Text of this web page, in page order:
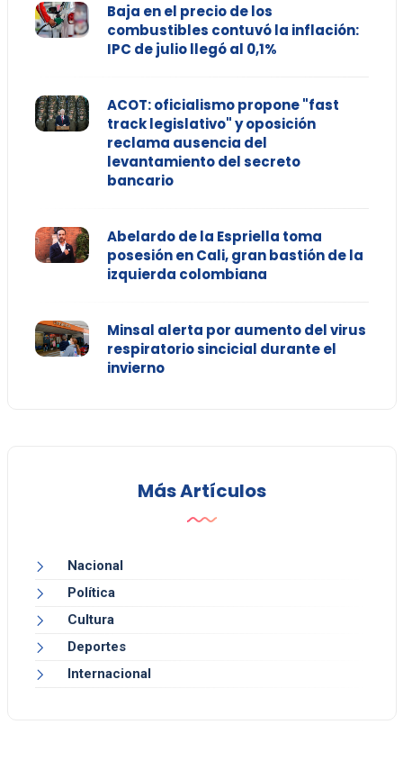
Baja en el precio de los
combustibles contuvó la inflación:
IPC de julio llegó al 0,1%
ACOT: oficialismo propone "fast
track legislativo" y oposición
reclama ausencia del
levantamiento del secreto
bancario
Abelardo de la Espriella toma
posesión en Cali, gran bastión de la
izquierda colombiana
Minsal alerta por aumento del virus
respiratorio sincicial durante el
invierno
Más Artículos
Nacional
Política
Cultura
Deportes
Internacional